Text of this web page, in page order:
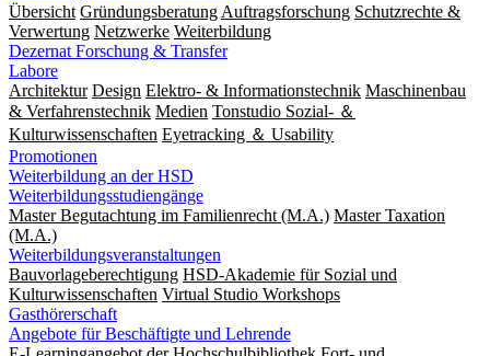
Übersicht Gründungsberatung Auftragsforschung Schutzrechte &
Verwertung Netzwerke Weiterbildung
Dezernat Forschung & Transfer
Labore
Architektur Design Elektro- & Informationstechnik Maschinenbau
& Verfahrenstechnik Medien Tonstudio Sozial- ＆
Kulturwissenschaften Eyetracking ＆ Usability
Promotionen
Weiterbildung an der HSD
Weiterbildungsstudiengänge
Master Begutachtung im Familienrecht (M.A.) Master Taxation
(M.A.)
Weiterbildungsveranstaltungen
Bauvorlageberechtigung HSD-Akademie für Sozial und
Kulturwissenschaften Virtual Studio Workshops
Gasthörerschaft
Angebote für Beschäftigte und Lehrende